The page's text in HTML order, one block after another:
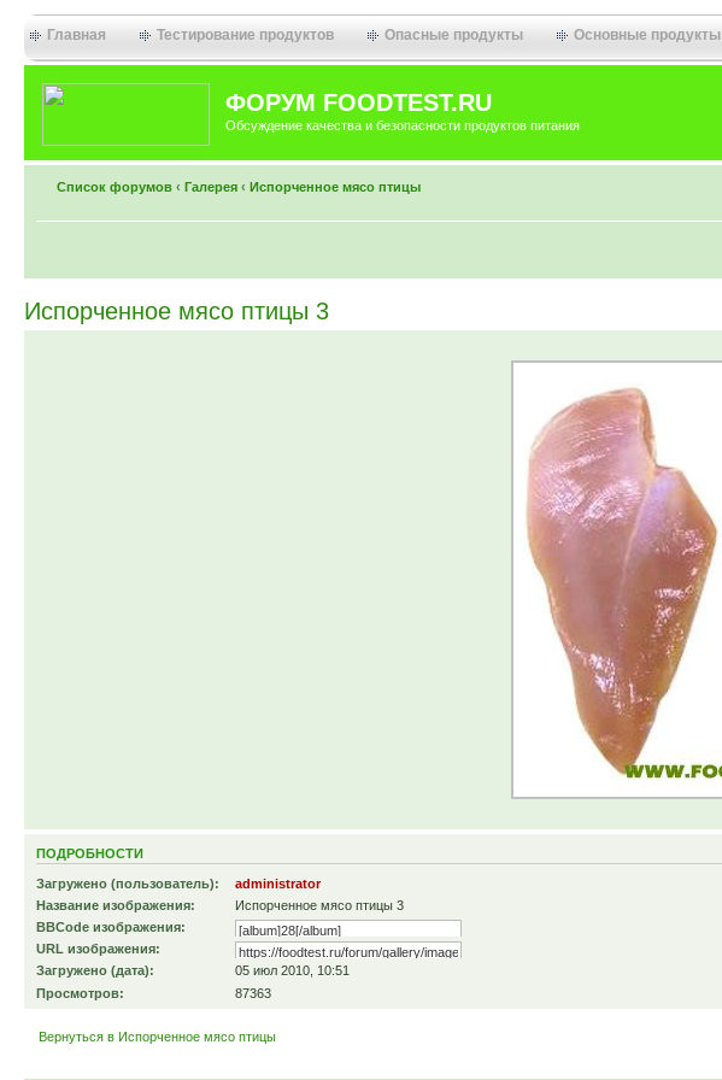
Главная Тестирование продуктов Опасные продукты Основные продукты
ФОРУМ FOODTEST.RU
Обсуждение качества и безопасности продуктов питания
Список форумов ‹ Галерея ‹ Испорченное мясо птицы
Испорченное мясо птицы 3
ПОДРОБНОСТИ
Загружено (пользователь):
administrator
Название изображения:
Испорченное мясо птицы 3
BBCode изображения:
URL изображения:
Загружено (дата):
05 июл 2010, 10:51
Просмотров:
87363
Вернуться в Испорченное мясо птицы